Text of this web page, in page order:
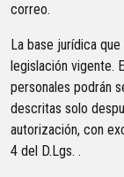
correo.
La base jurídica
legislación vigente.
personales podrán
descritas solo
autorización, con
4 del D.Lgs. .